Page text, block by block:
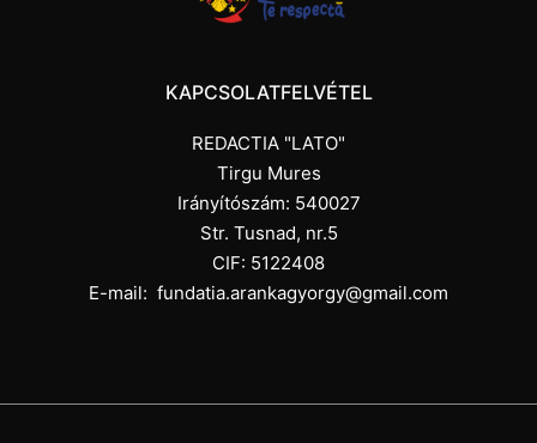
KAPCSOLATFELVÉTEL
REDACTIA "LATO"
Tirgu Mures
Irányítószám: 540027
Str. Tusnad, nr.5
CIF: 5122408
E-mail: fundatia.arankagyorgy@gmail.com